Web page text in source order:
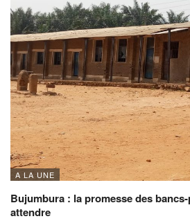
A LA UNE
Bujumbura : la promesse des
attendre